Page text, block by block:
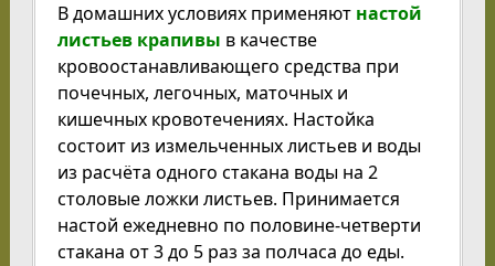
В домашних условиях применяют настой
листьев крапивы в качестве
кровоостанавливающего средства при
почечных, легочных, маточных и
кишечных кровотечениях. Настойка
состоит из измельченных листьев и воды
из расчёта одного стакана воды на 2
столовые ложки листьев. Принимается
настой ежедневно по половине-четверти
стакана от 3 до 5 раз за полчаса до еды.